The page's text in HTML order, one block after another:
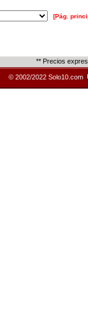
[Pág.
** Precios
© 2002/2022 Solo10.com